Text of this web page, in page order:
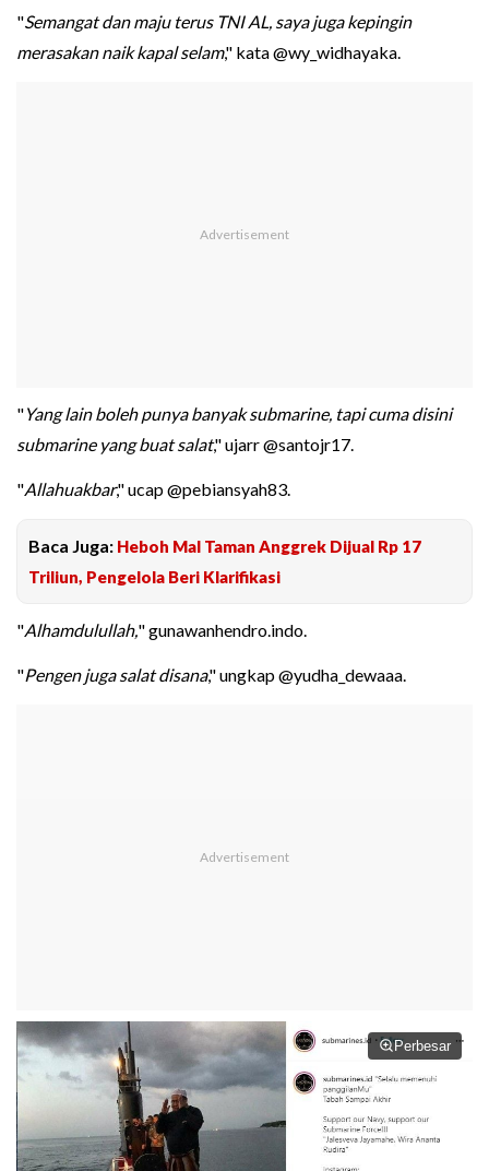
"Semangat dan maju terus TNI AL, saya juga kepingin
merasakan naik kapal selam," kata @wy_widhayaka.
"Yang lain boleh punya banyak submarine, tapi cuma disini
submarine yang buat salat," ujarr @santojr17.
"Allahuakbar," ucap @pebiansyah83.
Baca Juga: Heboh Mal Taman Anggrek Dijual Rp 17
Triliun, Pengelola Beri Klarifikasi
"Alhamdulullah," gunawanhendro.indo.
"Pengen juga salat disana," ungkap @yudha_dewaaa.
Perbesar